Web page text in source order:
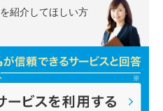
を紹介してほしい方